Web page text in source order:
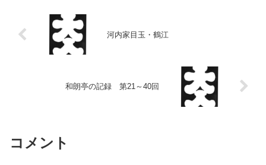
河内家目玉・鶴江
和朗亭の記録 第21～40回
コメント